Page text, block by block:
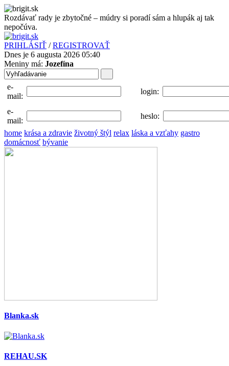
Rozdávať rady je zbytočné – múdry si poradí sám a hlupák aj tak
nepočúva.
PRIHLÁSIŤ /REGISTROVAŤ
Dnes je 6 augusta 2026 05:40
Meniny má: Jozefína
e-
mail:
login:
e-
mail:
heslo:
home krása a zdravie životný štýl relax láska a vzťahy gastro
domácnosť bývanie
Blanka.sk
REHAU.SK